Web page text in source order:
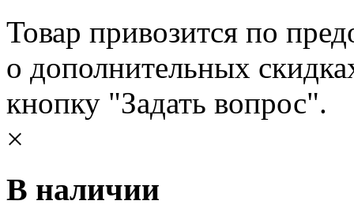
Товар привозится по
о дополнительных
кнопку "Задать вопрос".
×
В наличии